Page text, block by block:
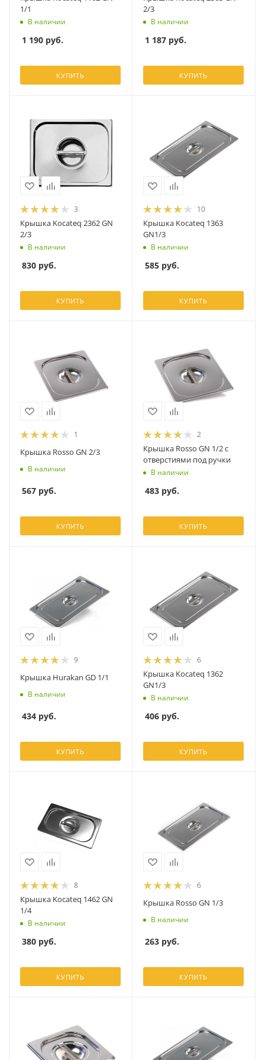
1/1
В наличии
1 190 руб.
КУПИТЬ
2/3
В наличии
1 187 руб.
КУПИТЬ
3
Крышка Kocateq 2362 GN
2/3
В наличии
830 руб.
КУПИТЬ
10
Крышка Kocateq 1363
GN1/3
В наличии
585 руб.
КУПИТЬ
1
Крышка Rosso GN 2/3
В наличии
567 руб.
КУПИТЬ
2
Крышка Rosso GN 1/2 с
отверстиями под ручки
В наличии
483 руб.
КУПИТЬ
9
Крышка Hurakan GD 1/1
В наличии
434 руб.
КУПИТЬ
6
Крышка Kocateq 1362
GN1/3
В наличии
406 руб.
КУПИТЬ
8
Крышка Kocateq 1462 GN
1/4
В наличии
380 руб.
КУПИТЬ
6
Крышка Rosso GN 1/3
В наличии
263 руб.
КУПИТЬ